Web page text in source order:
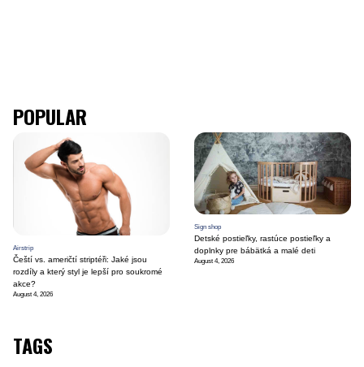
POPULAR
Airstrip
Čeští vs. američtí striptéři: Jaké jsou
rozdíly a který styl je lepší pro soukromé
akce?
August 4, 2026
Sign shop
Detské postieľky, rastúce postieľky a
doplnky pre bábätká a malé deti
August 4, 2026
TAGS